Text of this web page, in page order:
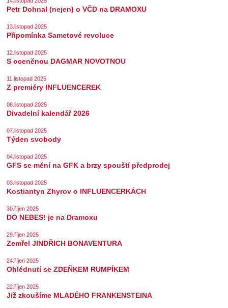
Petr Dohnal (nejen) o VČD na DRAMOXU
13.listopad 2025
Připomínka Sametové revoluce
12.listopad 2025
S oceněnou DAGMAR NOVOTNOU
11.listopad 2025
Z premiéry INFLUENCEREK
08.listopad 2025
Divadelní kalendář 2026
07.listopad 2025
Týden svobody
04.listopad 2025
GFS se mění na GFK a brzy spouští předprodej
03.listopad 2025
Kostiantyn Zhyrov o INFLUENCERKÁCH
30.říjen 2025
DO NEBES! je na Dramoxu
29.říjen 2025
Zemřel JINDŘICH BONAVENTURA
24.říjen 2025
Ohlédnutí se ZDEŇKEM RUMPÍKEM
22.říjen 2025
Již zkoušíme MLADÉHO FRANKENSTEINA